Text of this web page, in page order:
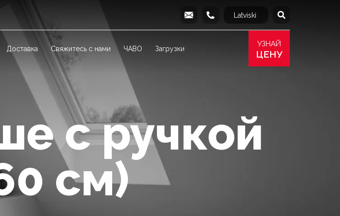
info@produs.lv
277 03 577 277 68 177
Latviski English
Доставка Свяжитесь с нами ЧАВО Загрузки
УЗНАЙ
ЦЕНУ
с ручкой
см)